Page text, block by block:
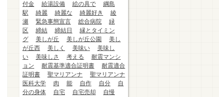
付金
給湯設備 絵の具で
綱島
駅
綺麗 綺麗な 綺麗好き
綾
瀬
緊急事態宣言 総合病院
緑
区
締結 締結日
縁とタイミン
グ
美しが丘 美しが丘公園
美し
が丘西
美しく 美味い
美味し
い
美味しさ 考える
耐震マンシ
ョン
耐震基準適合証明書
耐震適合
証明書
聖マリアンナ
聖マリアンナ
医科大学
肉 能 自作 自分
自
分の身体
自宅 自宅売却
自慢